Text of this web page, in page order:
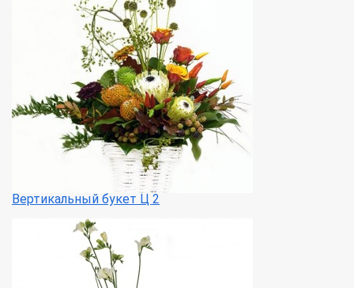
Вертикальный букет Ц 2